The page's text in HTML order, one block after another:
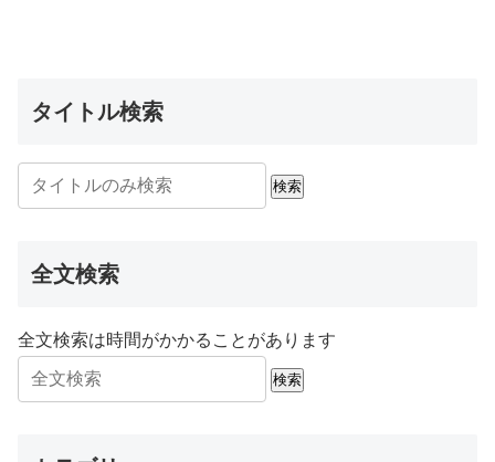
タイトル検索
検索
全文検索
全文検索は時間がかかることがあります
検索